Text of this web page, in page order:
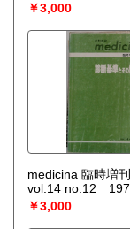
￥3,000
medicina 臨時増
vol.14 no.12
￥3,000